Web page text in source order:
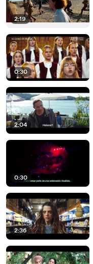
2:19
0:30
2:04
0:30
2:36